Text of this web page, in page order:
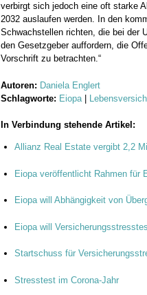
verbirgt sich jedoch eine oft starke
2032 auslaufen werden. In den
Schwachstellen richten, die bei der
den Gesetzgeber auffordern, die
Vorschrift zu betrachten.“
Autoren: Daniela Englert
Schlagworte: Eiopa |
In Verbindung stehende Artikel:
Allianz Real Estate vergibt 2,2
Eiopa veröffentlicht Rahmen für
Eiopa will Abhängigkeit von
Eiopa will
Startschuss für
Stresstest im Corona-Jahr